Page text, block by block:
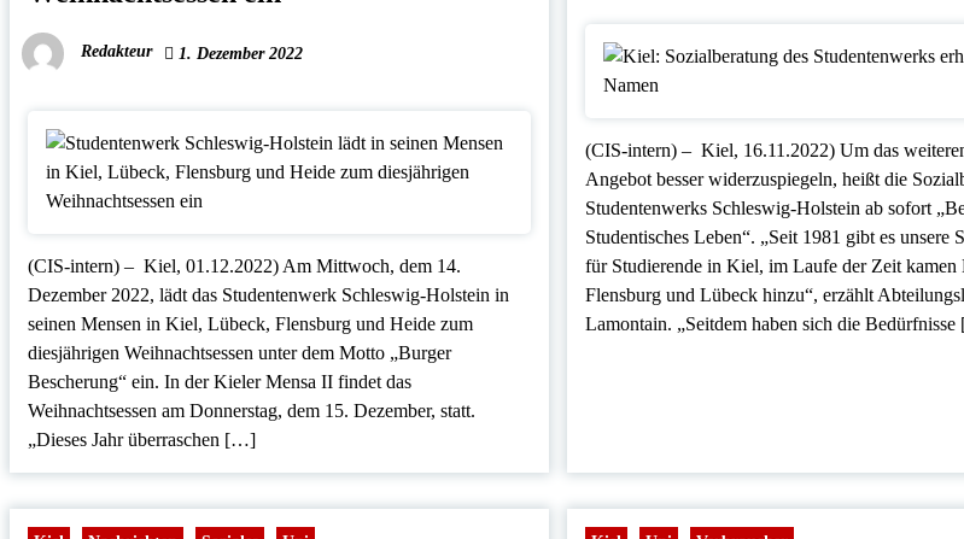
Redakteur 1. Dezember 2022
(CIS-intern) – Kiel, 01.12.2022) Am Mittwoch, dem 14.
Dezember 2022, lädt das Studentenwerk Schleswig-Holstein in
seinen Mensen in Kiel, Lübeck, Flensburg und Heide zum
diesjährigen Weihnachtsessen unter dem Motto „Burger
Bescherung“ ein. In der Kieler Mensa II findet das
Weihnachtsessen am Donnerstag, dem 15. Dezember, statt.
„Dieses Jahr überraschen […]
(CIS-intern) – Kiel, 16.11.2022) Um das
Angebot besser widerzuspiegeln, heißt die
Studentenwerks Schleswig-Holstein ab sofort
Studentisches Leben“. „Seit 1981 gibt es unsere
für Studierende in Kiel, im Laufe der Zeit kamen
Flensburg und Lübeck hinzu“, erzählt
Lamontain. „Seitdem haben sich die